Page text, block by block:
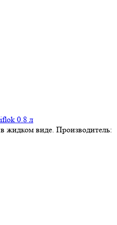
0.8 л
жидком виде. Производитель: